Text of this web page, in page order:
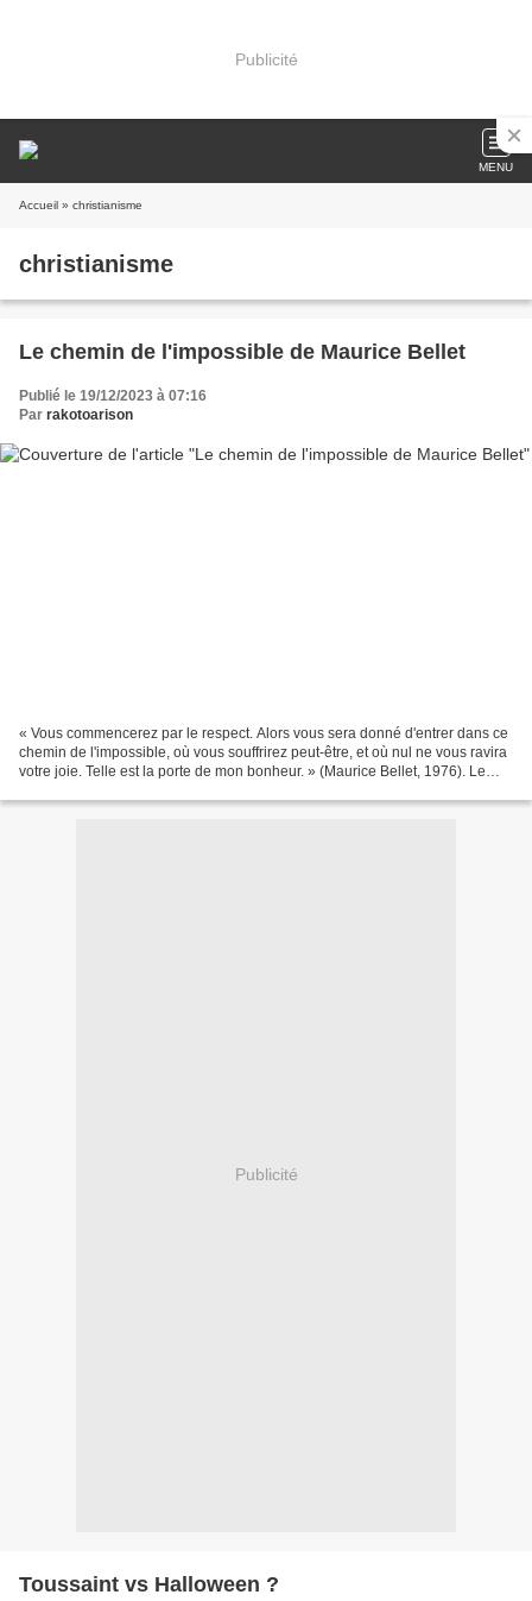
Publicité
MENU
Accueil » christianisme
christianisme
Le chemin de l'impossible de Maurice Bellet
Publié le 19/12/2023 à 07:16
Par rakotoarison
« Vous commencerez par le respect. Alors vous sera donné d'entrer dans ce
chemin de l'impossible, où vous souffrirez peut-être, et où nul ne vous ravira
votre joie. Telle est la porte de mon bonheur. » (Maurice Bellet, 1976). Le
Publicité
Toussaint vs Halloween ?